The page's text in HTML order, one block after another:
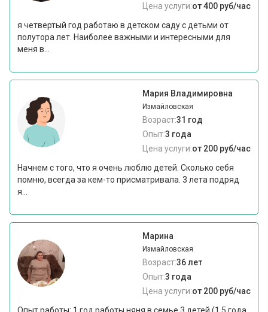
Цена услуги:от 400 руб/час
я четвертый год работаю в детском саду с детьми от
полутора лет. Наиболее важными и интересными для
меня в...
Мария Владимировна
Измайловская
Возраст:31 год
Опыт:3 года
Цена услуги:от 200 руб/час
Начнем с того, что я очень люблю детей. Сколько себя
помню, всегда за кем-то присматривала. 3 лета подряд
я...
Марина
Измайловская
Возраст:36 лет
Опыт:3 года
Цена услуги:от 200 руб/час
Опыт работы: 1 год работы няня в семье 3 детей (1,5 года